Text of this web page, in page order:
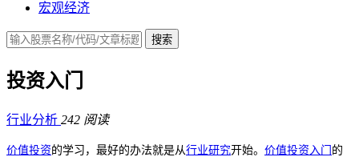
宏观经济
投资入门
行业分析 242 阅读
价值投资的学习，最好的办法就是从行业研究开始。 价值投资入门 的